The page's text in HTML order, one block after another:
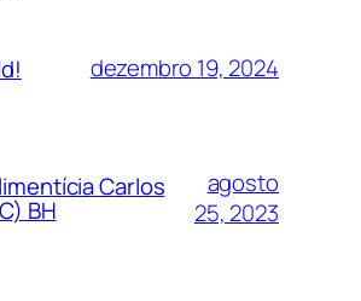
dezembro 19, 2024
Carlos
BH
agosto
25, 2023